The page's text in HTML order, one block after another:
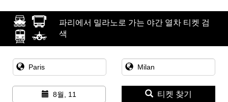
파리에서 밀라노로 가는 야간 열차 티켓 검
색
8월, 11 티켓 찾기